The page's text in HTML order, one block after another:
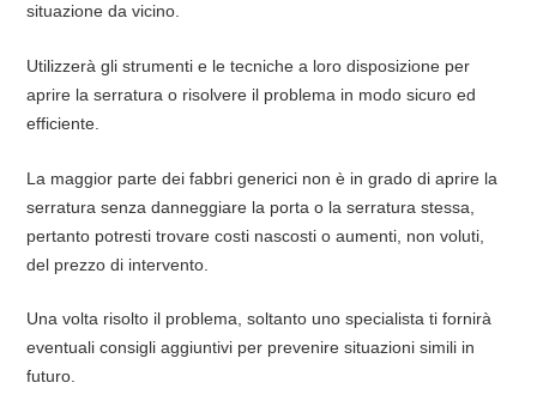
situazione da vicino.
Utilizzerà gli strumenti e le tecniche a loro disposizione per
aprire la serratura o risolvere il problema in modo sicuro ed
efficiente.
La maggior parte dei fabbri generici non è in grado di aprire la
serratura senza danneggiare la porta o la serratura stessa,
pertanto potresti trovare costi nascosti o aumenti, non voluti,
del prezzo di intervento.
Una volta risolto il problema, soltanto uno specialista ti fornirà
eventuali consigli aggiuntivi per prevenire situazioni simili in
futuro.